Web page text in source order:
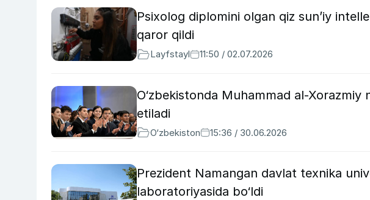
Psixolog diplomini olgan qiz sun’iy
qaror qildi
Layfstayl 11:50 / 02.07.2026
O‘zbekistonda Muhammad al-
etiladi
O‘zbekiston 15:36 / 30.06.2026
Prezident Namangan davlat texnika
laboratoriyasida bo‘ldi